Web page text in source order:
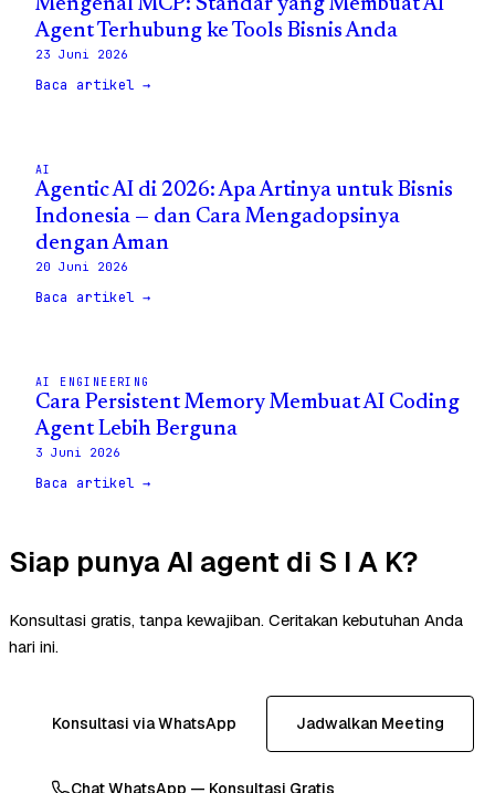
Mengenal MCP: Standar yang Membuat AI
Agent Terhubung ke Tools Bisnis Anda
23 Juni 2026
Baca artikel →
AI
Agentic AI di 2026: Apa Artinya untuk Bisnis
Indonesia — dan Cara Mengadopsinya
dengan Aman
20 Juni 2026
Baca artikel →
AI ENGINEERING
Cara Persistent Memory Membuat AI Coding
Agent Lebih Berguna
3 Juni 2026
Baca artikel →
Siap punya AI agent di S I A K?
Konsultasi gratis, tanpa kewajiban. Ceritakan kebutuhan Anda
hari ini.
Konsultasi via WhatsApp Jadwalkan Meeting
Chat WhatsApp — Konsultasi Gratis